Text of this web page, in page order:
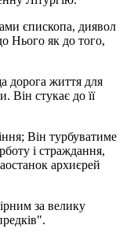
єпископа, диявол
Нього як до того,
дорога життя для
Він стукає до її
Він турбуватиме
і страждання,
архиєрей
за велику